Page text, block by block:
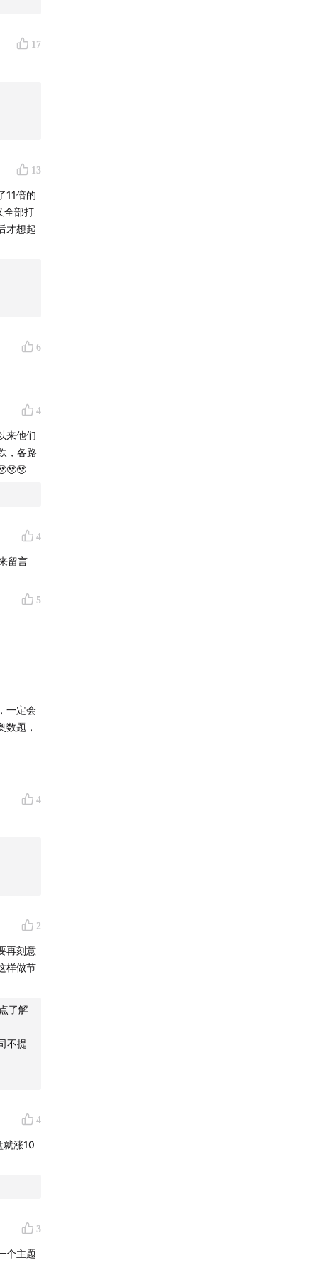
化运
目发
17
13
11倍的
全部打
才想起
6
4
来他们
，各路
4
留言
5
一定会
数题，
人。
态估
比（预
其实
晰，
4
2
再刻意
样做节
了解
不提
4
就涨10
3
个主题